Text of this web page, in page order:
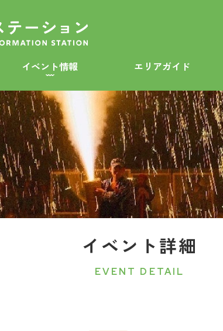
イベント情報 エリアガイド
イベント詳細
EVENT DETAIL